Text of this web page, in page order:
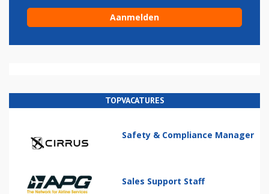
TOPVACATURES
Safety & Compliance Manager
Sales Support Staff